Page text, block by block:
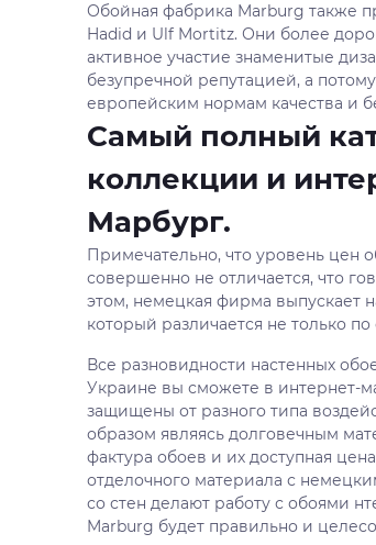
Обойная фабрика Marburg также
Hadid и Ulf Mortitz. Они более
активное участие знаменитые
безупречной репутацией, а
европейским нормам качества и
Самый полный
коллекции и
Марбург.
Примечательно, что уровень цен
совершенно не отличается, что
этом, немецкая фирма выпускает
который различается не только
Все разновидности настенных
Украине вы сможете в интернет-
защищены от разного типа
образом являясь долговечным
фактура обоев и их доступная
отделочного материала с
со стен делают работу с обоями
Marburg будет правильно и